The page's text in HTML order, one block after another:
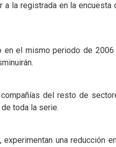
la registrada en la encuesta
el mismo periodo de
del resto de
toda la serie.
una reducción